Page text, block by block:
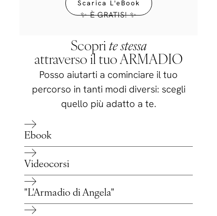
Scarica L'eBook
✨ È GRATIS! ✨
Scoprite stessa
attraverso il tuo ARMADIO
Posso aiutarti a cominciare il tuo
percorso in tanti modi diversi: scegli
quello più adatto a te.
Ebook
Videocorsi
"L'Armadio di Angela"